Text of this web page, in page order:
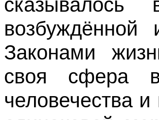
Законами
своя сфера
человечества